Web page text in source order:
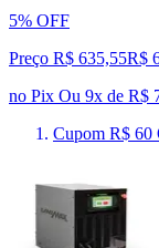
5% OFF
Preço R$ 635,55R$
no Pix Ou 9x de R$
Cupom R$ 60